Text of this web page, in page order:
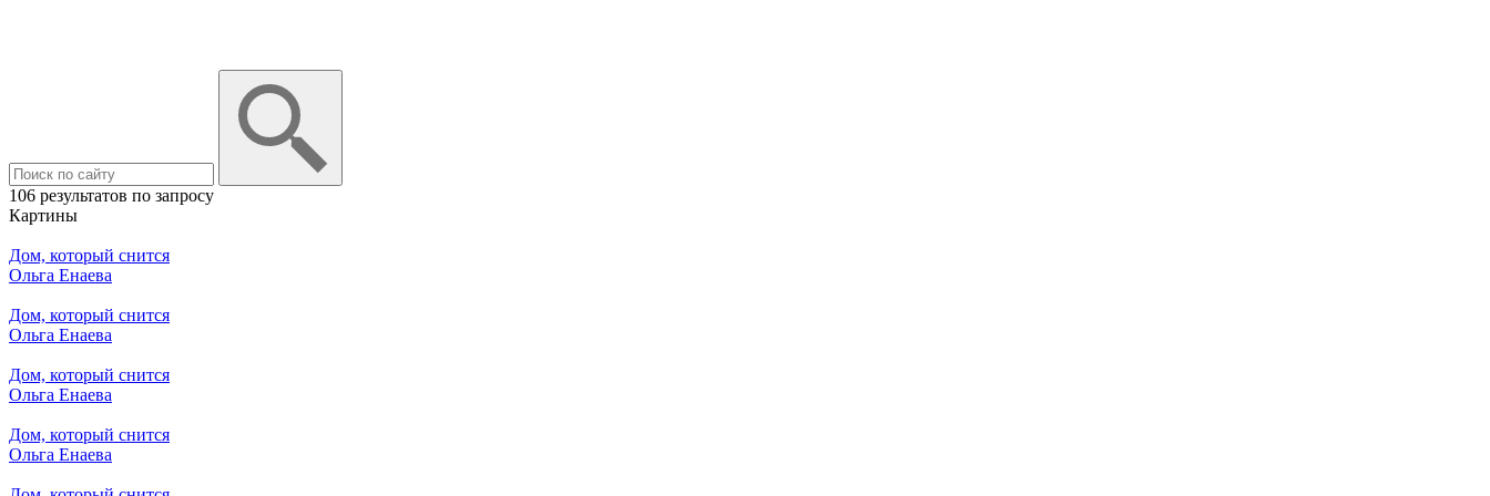
106 результатов по запросу
Картины
Дом, который снится
Ольга Енаева
Дом, который снится
Ольга Енаева
Дом, который снится
Ольга Енаева
Дом, который снится
Ольга Енаева